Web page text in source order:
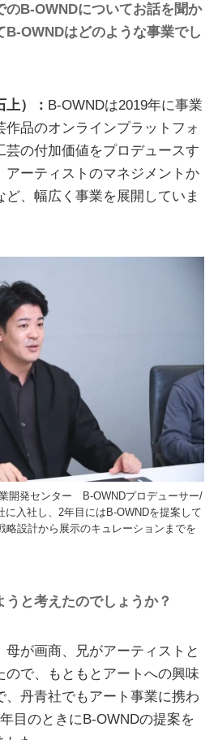
B-OWNDについてお話を聞か
B-OWNDはどのような事業でし
）： B-OWNDは2019年に事業
品のオンラインプラットフォ
芸の付加価値をプロデュースす
アーティストのマネジメントか
ど、幅広く事業を展開していま
発センター B-OWNDプロデューサー/
に入社し、2年目にはB-OWNDを提案して
略設計から展示のキュレーションまでを
と考えたのでしょうか？
母が画商、兄がアーティストと
ので、もともとアートへの興味
、丹青社でもアート事業に携わ
目のときにB-OWNDの提案を